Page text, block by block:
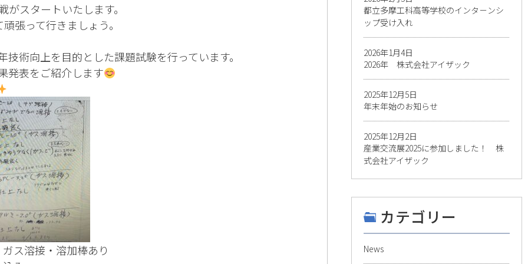
がスタートいたします。
張って行きましょう。
技術向上を目的とした課題試験を行っています。
発表をご紹介します
ス溶接・溶加棒あり
都立多摩工科高等学校のインタ－ンシ
ップ受け入れ
2026年 株式会社アイザック
2026年1月4日
年末年始のお知らせ
2025年12月5日
産業交流展2025に参加しました！ 株
式会社アイザック
2025年12月2日
カテゴリー
News